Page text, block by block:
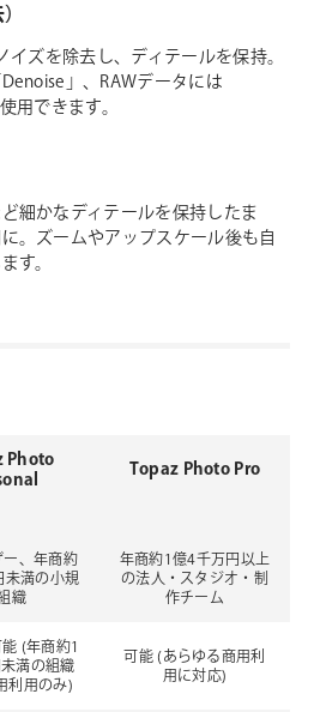
ズを除去し、ディテールを保持。
」、RAWデータには
用できます。
細かなディテールを保持したま
。ズームやアップスケール後も自
す。
Photo
Topaz Photo Pro
、年商約
未満の小規
織
年商約1億4千万円以上
の法人・スタジオ・制
作チーム
(年商約1
満の組織
利用のみ)
可能(あらゆる商用利
用に対応)